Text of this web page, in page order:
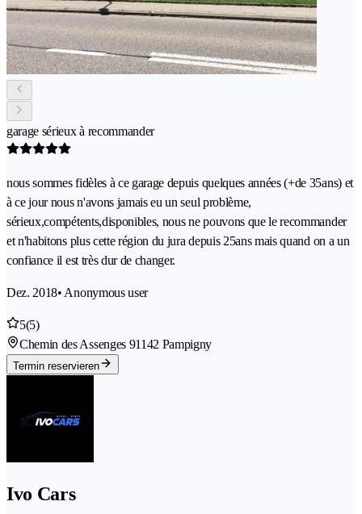
garage sérieux à recommander
nous sommes fidèles à ce garage depuis quelques années (+de 35ans) et
à ce jour nous n'avons jamais eu un seul problème,
sérieux,compétents,disponibles, nous ne pouvons que le recommander
et n'habitons plus cette région du jura depuis 25ans mais quand on a un
confiance il est très dur de changer.
Dez. 2018• Anonymous user
5(5)
Chemin des Assenges 91142 Pampigny
Termin reservieren
Ivo Cars